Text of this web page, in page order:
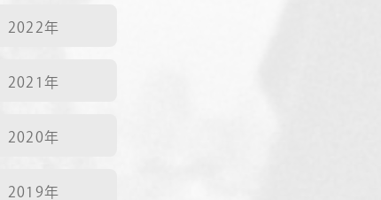
2022年
2021年
2020年
2019年